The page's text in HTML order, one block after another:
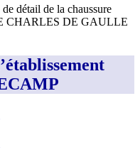
détail de la chaussure
CHARLES DE GAULLE